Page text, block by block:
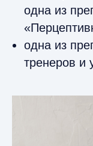
одна из
одна из
тренеров и